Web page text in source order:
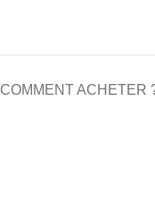
COMMENT ACHETER